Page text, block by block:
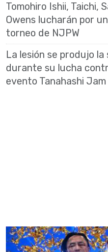
Tomohiro Ishii, Taichi,
Owens lucharán por
torneo de NJPW
La lesión se produjo la
durante su lucha
evento Tanahashi Jam